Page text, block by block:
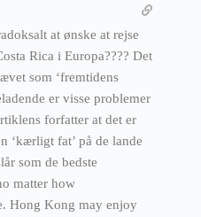
at ønske at rejse
Rica i Europa???? Det
som ‘fremtidens
er visse problemer
forfatter at det er
‘kærligt fat’ på de lande
som de bedste
matter how
Hong Kong may enjoy